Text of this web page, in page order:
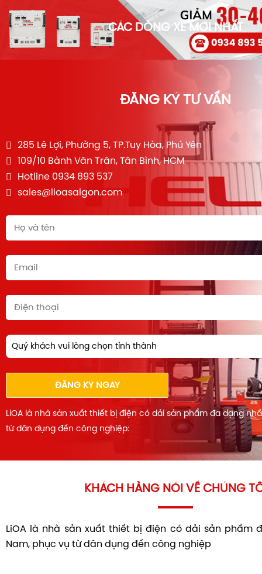
CÁC DÒNG XE MỚI NHẤT
ĐĂNG KÝ TƯ VẤN
285 Lê Lợi, Phường 5, TP.Tuy Hòa, Phú Yên
109/10 Bành Văn Trân, Tân Bình, HCM
Hotline 0934 893 537
sales@lioasaigon.com
Quý khách vui lòng chọn tỉnh thành
ĐĂNG KÝ NGAY
LiOA là nhà sản xuất thiết bị điện có dải sản phẩm đa dạng
từ dân dụng đến công nghiệp:
KHÁCH HÀNG NÓI VỀ CHÚNG
LiOA là nhà sản xuất thiết bị điện có dải sản phẩm
Nam, phục vụ từ dân dụng đến công nghiệp